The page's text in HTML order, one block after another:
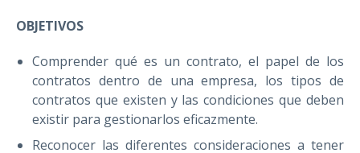
OBJETIVOS
Comprender qué es un contrato, el papel de los
contratos dentro de una empresa, los tipos de
contratos que existen y las condiciones que deben
existir para gestionarlos eficazmente.
Reconocer las diferentes consideraciones a tener